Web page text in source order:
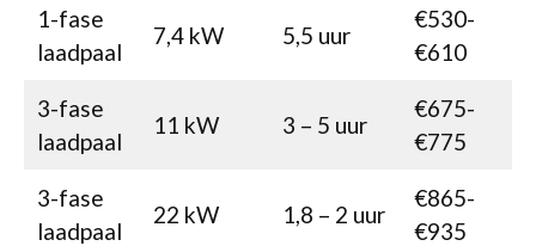
1-fase
laadpaal
7,4 kW 5,5 uur
€530-
€610
3-fase
laadpaal
11 kW 3 – 5 uur
€675-
€775
3-fase
laadpaal
22 kW 1,8 – 2 uur
€865-
€935